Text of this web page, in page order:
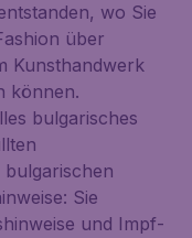
wo Sie
über
Kunsthandwerk
können.
bulgarisches
Sie
und Impf-